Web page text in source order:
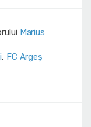
Marius
, FC Argeș